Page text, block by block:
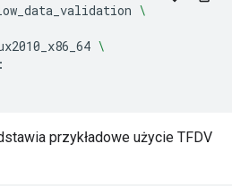
\
\
przykładowe użycie TFDV